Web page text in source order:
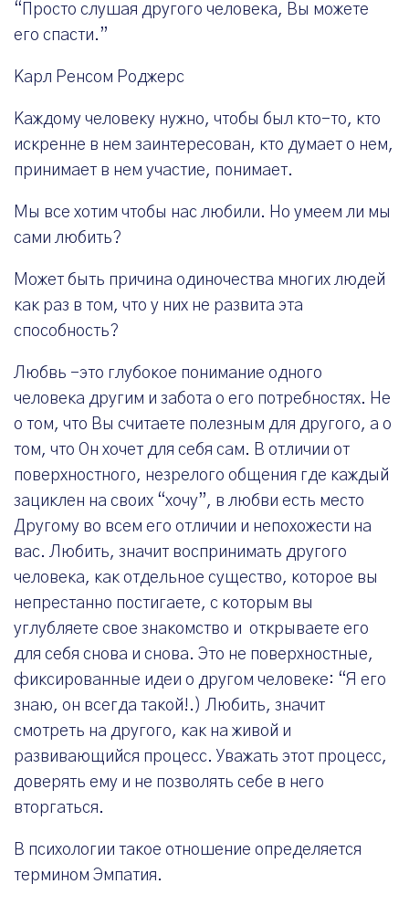
“Просто слушая другого человека, Вы можете
его спасти.”
Карл Ренсом Роджерс
Каждому человеку нужно, чтобы был кто-то, кто
искренне в нем заинтересован, кто думает о нем,
принимает в нем участие, понимает.
Мы все хотим чтобы нас любили. Но умеем ли мы
сами любить?
Может быть причина одиночества многих людей
как раз в том, что у них не развита эта
способность?
Любвь -это глубокое понимание одного
человека другим и забота о его потребностях. Не
о том, что Вы считаете полезным для другого, а о
том, что Он хочет для себя сам. В отличии от
поверхностного, незрелого общения где каждый
зациклен на своих “хочу”, в любви есть место
Другому во всем его отличии и непохожести на
вас. Любить, значит воспринимать другого
человека, как отдельное существо, которое вы
непрестанно постигаете, с которым вы
углубляете свое знакомство и открываете его
для себя снова и снова. Это не поверхностные,
фиксированные идеи о другом человеке: “Я его
знаю, он всегда такой!.) Любить, значит
смотреть на другого, как на живой и
развивающийся процесс. Уважать этот процесс,
доверять ему и не позволять себе в него
вторгаться.
В психологии такое отношение определяется
термином Эмпатия.